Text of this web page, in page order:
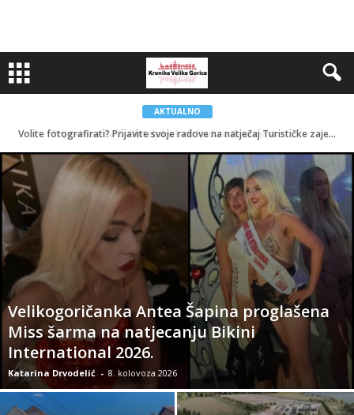
AKTUALNO
Volite fotografirati? Prijavite svoje radove na natječaj Turističke zajednice Zagrebačke županije
Nekoliko kradljivaca otuđilo parfeme u vrijednosti nekoliko tisuća eura
Velikogoričanka Antea Šapina proglašena
Miss šarma na natjecanju Bikini
International 2026.
Katarina Drvodelić - 8. kolovoza 2026